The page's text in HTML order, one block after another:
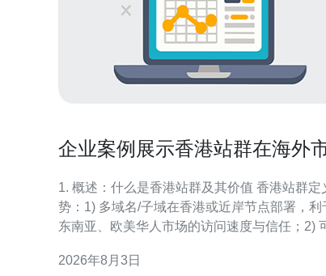
企业案例展示香港站群在海外
1. 概述：什么是香港站群及其价值 香港站群定
势：1) 多域名/子域在香港或近岸节点部署，利
东南亚、欧美华人市场的访问速度与信任；2)
场景：电商、B2B外贸、SaaS海外试水。 2. 前期准
2026年8月3日